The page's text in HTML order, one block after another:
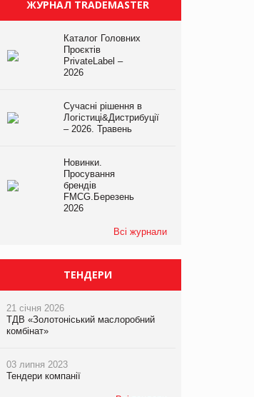
ЖУРНАЛ TRADEMASTER
Каталог Головних
Проєктів
PrivateLabel –
2026
Сучасні рішення в
Логістиці&Дистрибуції
– 2026. Травень
Новинки.
Просування
брендів
FMCG.Березень
2026
Всі журнали
ТЕНДЕРИ
21 січня 2026
ТДВ «Золотоніський маслоробний
комбінат»
03 липня 2023
Тендери компанії